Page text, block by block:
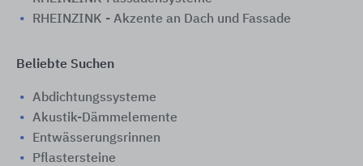
RHEINZINK - Akzente an Dach und Fassade
Beliebte Suchen
Abdichtungssysteme
Akustik-Dämmelemente
Entwässerungsrinnen
Pflastersteine